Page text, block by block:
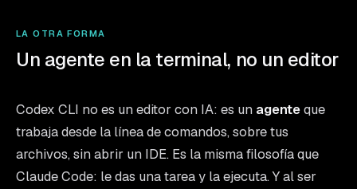
LA OTRA FORMA
Un agente en la terminal, no un editor
Codex CLI no es un editor con IA: es un agenteque
trabaja desde la línea de comandos, sobre tus
archivos, sin abrir un IDE. Es la misma filosofía que
Claude Code: le das una tarea y la ejecuta. Y al ser